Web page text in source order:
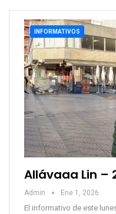
INFORMATIVOS
Allávaaa Lin –
Admin Ene 1, 2026
El informativo de este